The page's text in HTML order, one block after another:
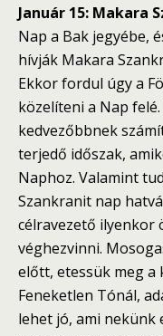
Január 15: Makara
Nap a Bak jegyébe,
hívják Makara
Ekkor fordul úgy a
közelíteni a Nap
kedvezőbbnek
terjedő időszak,
Naphoz. Valamint
Szankranit nap
célravezető ilyenkor
véghezvinni.
előtt, etessük meg
Feneketlen Tónál,
lehet jó, ami nekünk